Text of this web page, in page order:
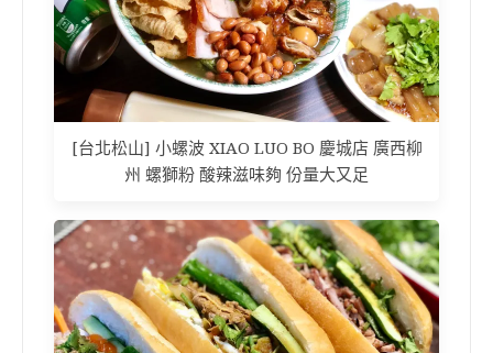
[台北松山] 小螺波 XIAO LUO BO 慶城店 廣西柳
州 螺獅粉 酸辣滋味夠 份量大又足